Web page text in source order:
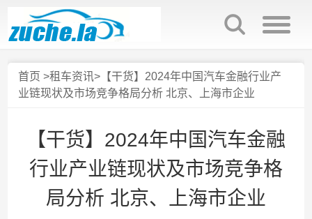
首页 >租车资讯>【干货】2024年中国汽车金融行业产
业链现状及市场竞争格局分析 北京、上海市企业
【干货】2024年中国汽车金融
行业产业链现状及市场竞争格
局分析 北京、上海市企业